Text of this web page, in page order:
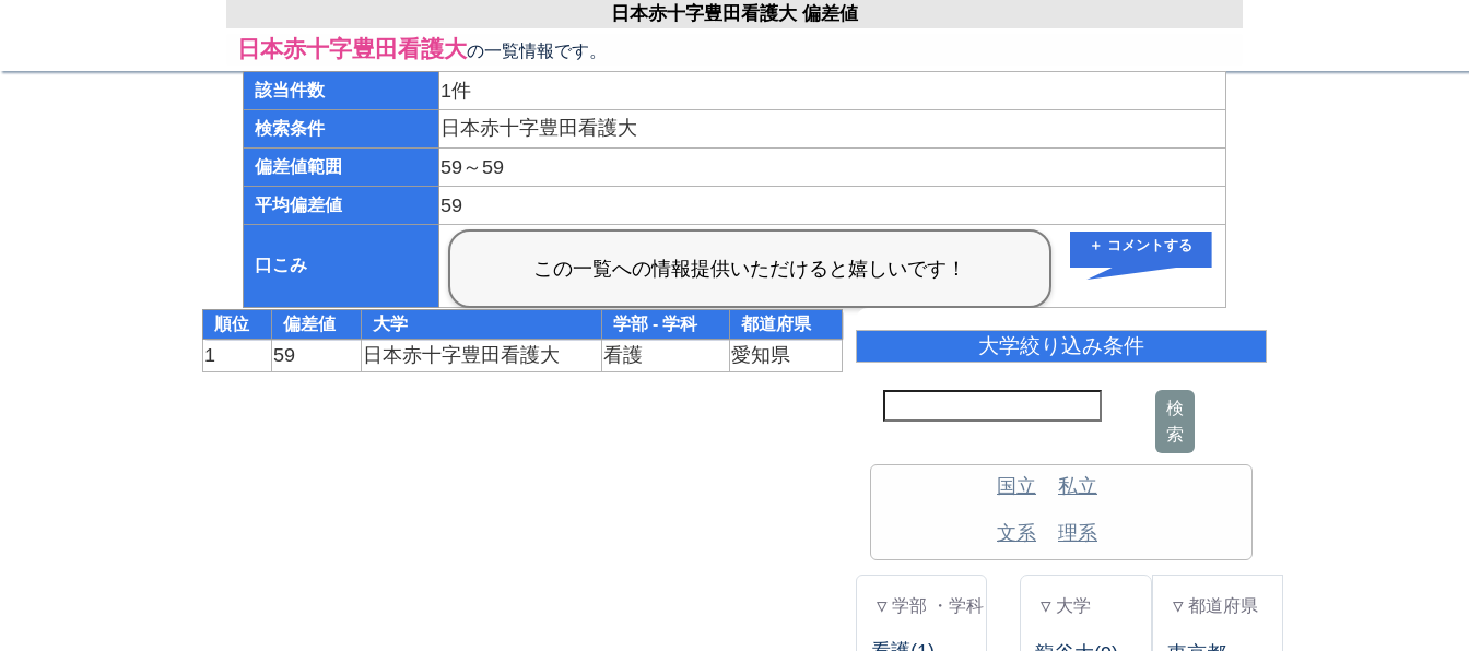
日本赤十字豊田看護大 偏差値
日本赤十字豊田看護大の一覧情報です。
該当件数 1件
検索条件 日本赤十字豊田看護大
偏差値範囲 59～59
平均偏差値 59
口こみ
＋ コメントする
順位 偏差値 大学 学部 - 学科 都道府県
1 59 日本赤十字豊田看護大 看護 愛知県 大学絞り込み条件
検
索
国立 私立
文系 理系
▽ 学部 ・学科 ▽ 大学 ▽ 都道府県